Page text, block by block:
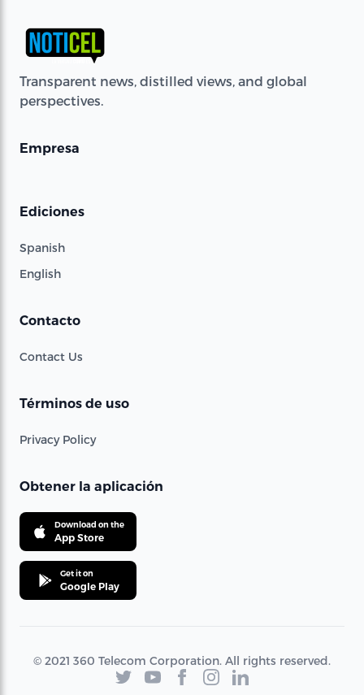
Transparent news, distilled views, and global
perspectives.
Empresa
Ediciones
Spanish
English
Contacto
Contact Us
Términos de uso
Privacy Policy
Obtener la aplicación
Download on the
App Store
Get it on
Google Play
© 2021 360 Telecom Corporation. All rights reserved.